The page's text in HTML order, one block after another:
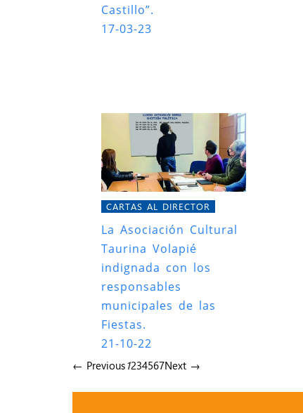
Castillo”.
17-03-23
CARTAS AL DIRECTOR
La Asociación Cultural
Taurina Volapié
indignada con los
responsables
municipales de las
Fiestas.
21-10-22
← Previous1234567Next →